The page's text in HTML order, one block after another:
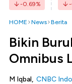
-0.69%
HOME News Berita
Bikin
Omnibus
M Iqbal, CNBC